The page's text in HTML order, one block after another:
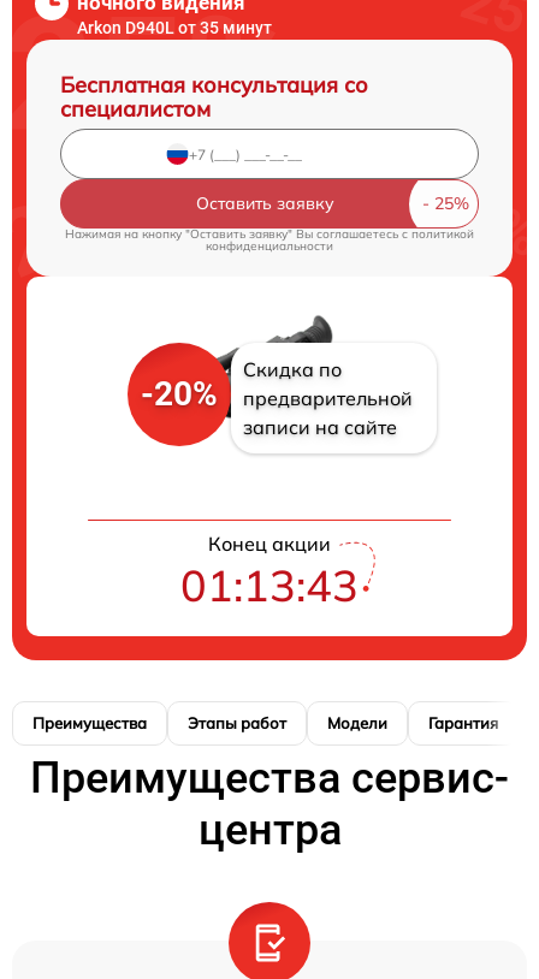
Arkon D940L от 35 минут
Бесплатная консультация со
специалистом
Оставить заявку
Нажимая на кнопку "Оставить заявку" Вы соглашаетесь c политикой
конфиденциальности
-20%
Скидка по
предварительной
записи на сайте
Конец акции
01:13:42
Преимущества Этапы работ Модели Гарантия
Преимущества сервис-
центра